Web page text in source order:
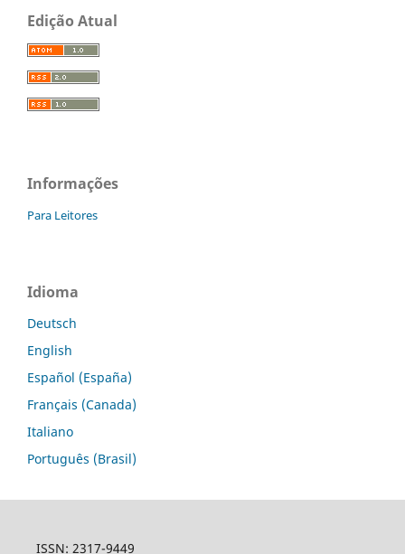
Edição Atual
Informações
Para Leitores
Idioma
Deutsch
English
Español (España)
Français (Canada)
Italiano
Português (Brasil)
ISSN: 2317-9449